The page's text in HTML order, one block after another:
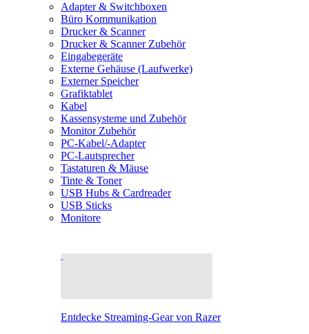
Adapter & Switchboxen
Büro Kommunikation
Drucker & Scanner
Drucker & Scanner Zubehör
Eingabegeräte
Externe Gehäuse (Laufwerke)
Externer Speicher
Grafiktablet
Kabel
Kassensysteme und Zubehör
Monitor Zubehör
PC-Kabel/-Adapter
PC-Lautsprecher
Tastaturen & Mäuse
Tinte & Toner
USB Hubs & Cardreader
USB Sticks
Monitore
Entdecke Streaming-Gear von Razer